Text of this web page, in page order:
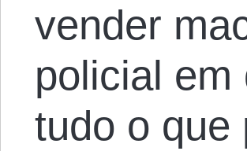
vender
policial
tudo o que